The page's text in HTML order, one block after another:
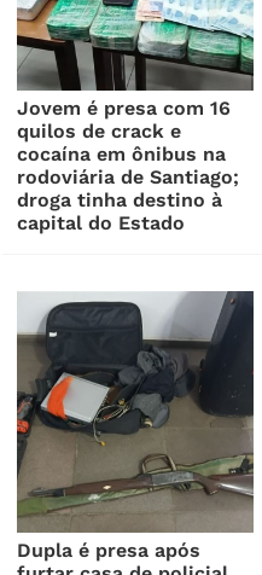
Jovem é presa com 16
quilos de crack e
cocaína em ônibus na
rodoviária de Santiago;
droga tinha destino à
capital do Estado
Dupla é presa após